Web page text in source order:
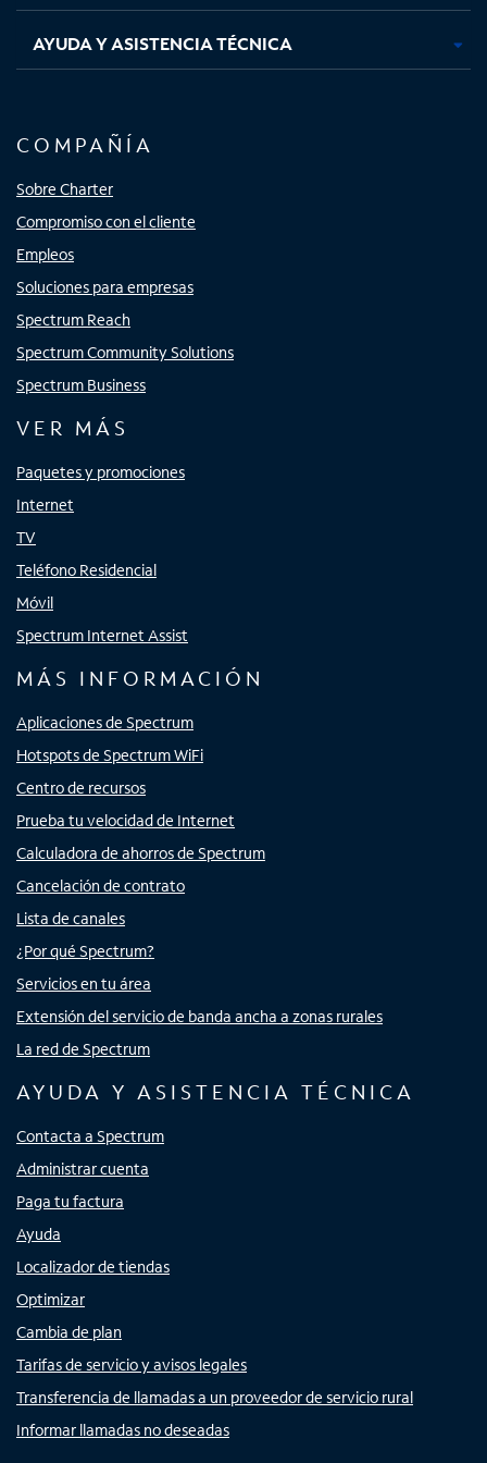
AYUDA Y ASISTENCIA TÉCNICA
COMPAÑÍA
Sobre Charter
Compromiso con el cliente
Empleos
Soluciones para empresas
Spectrum Reach
Spectrum Community Solutions
Spectrum Business
VER MÁS
Paquetes y promociones
Internet
TV
Teléfono Residencial
Móvil
Spectrum Internet Assist
MÁS INFORMACIÓN
Aplicaciones de Spectrum
Hotspots de Spectrum WiFi
Centro de recursos
Prueba tu velocidad de Internet
Calculadora de ahorros de Spectrum
Cancelación de contrato
Lista de canales
¿Por qué Spectrum?
Servicios en tu área
Extensión del servicio de banda ancha a zonas rurales
La red de Spectrum
AYUDA Y ASISTENCIA TÉCNICA
Contacta a Spectrum
Administrar cuenta
Paga tu factura
Ayuda
Localizador de tiendas
Optimizar
Cambia de plan
Tarifas de servicio y avisos legales
Transferencia de llamadas a un proveedor de servicio rural
Informar llamadas no deseadas